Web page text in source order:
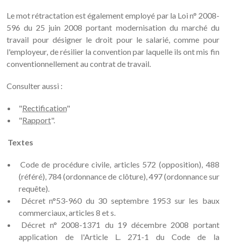
Le mot rétractation est également employé par la Loi n° 2008-
596 du 25 juin 2008 portant modernisation du marché du
travail pour désigner le droit pour le salarié, comme pour
l'employeur, de résilier la convention par laquelle ils ont mis fin
conventionnellement au contrat de travail.
Consulter aussi :
"Rectification"
"Rapport".
Textes
Code de procédure civile, articles 572 (opposition), 488
(référé), 784 (ordonnance de clôture), 497 (ordonnance sur
requête).
Décret n°53-960 du 30 septembre 1953 sur les baux
commerciaux, articles 8 et s.
Décret n° 2008-1371 du 19 décembre 2008 portant
application de l'Article L. 271-1 du Code de la